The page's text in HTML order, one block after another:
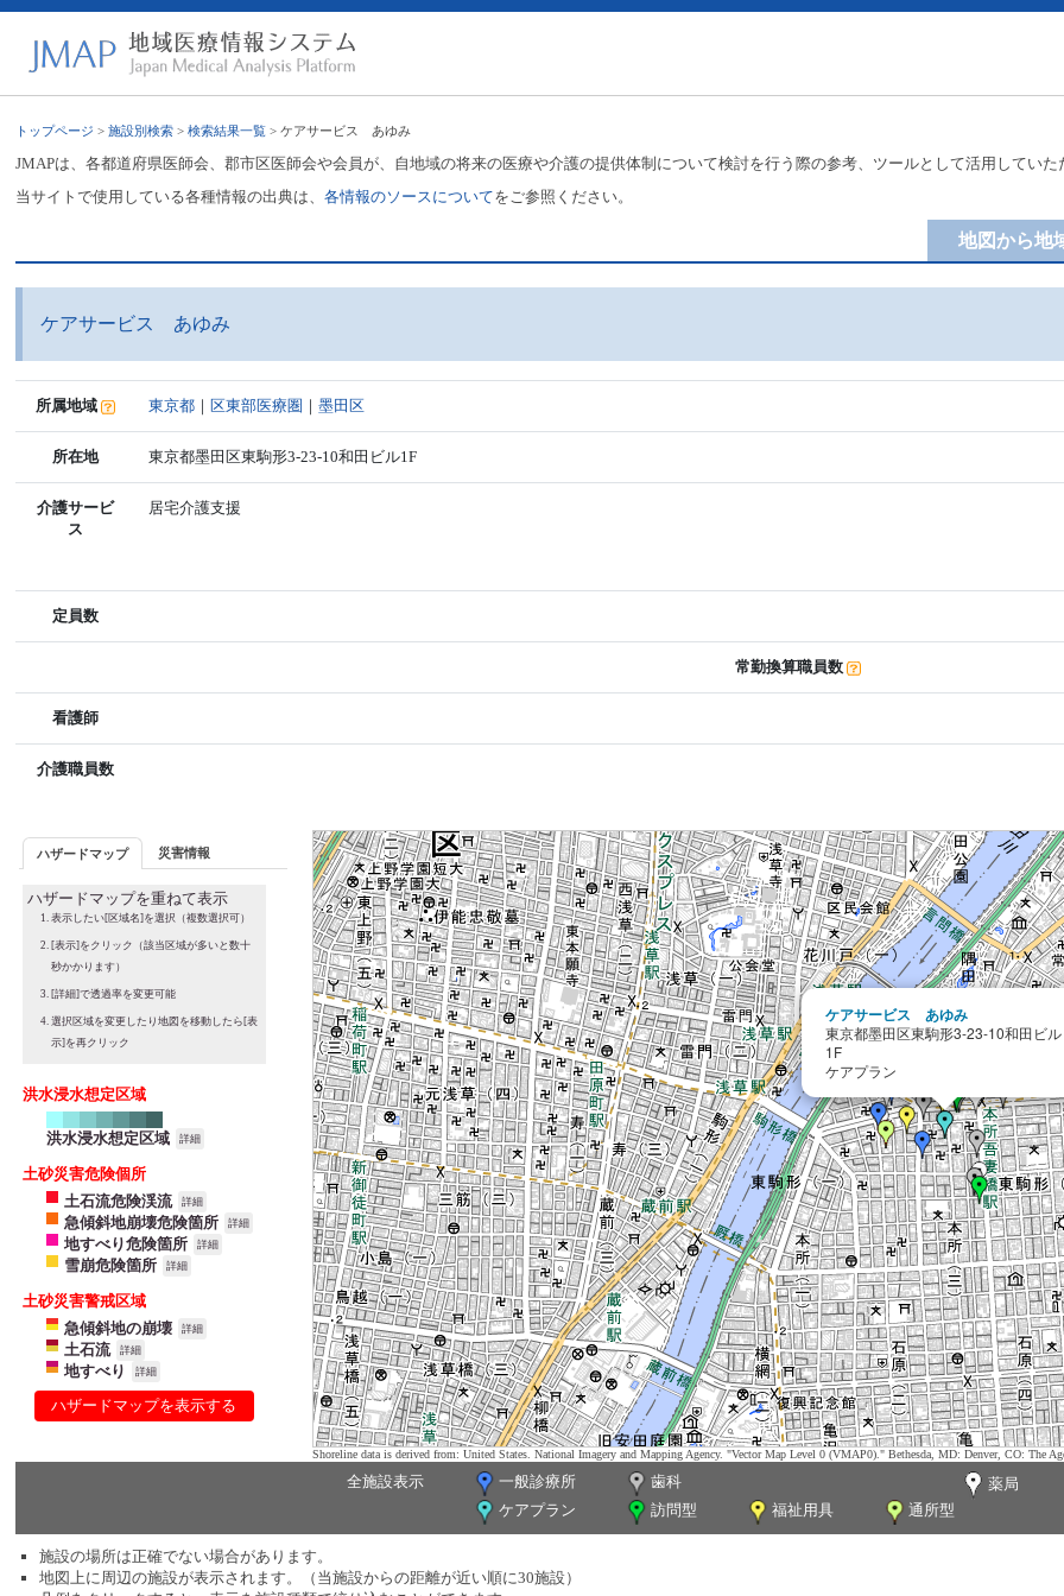
トップページ >施設別検索 >検索結果一覧 > ケアサービス あゆみ
JMAPは、各都道府県医師会、郡市区医師会や会員が、自地域の将来の医療や介護の提供体制について検討を行う際の参考、ツールとして活用してい
当サイトで使用している各種情報の出典は、各情報のソースについてをご参照ください。
地図から地
ケアサービス あゆみ
所属地域 東京都 ｜ 区東部医療圏 ｜墨田区
所在地 東京都墨田区東駒形3-23-10和田ビル1F
介護サービ
ス
居宅介護支援
定員数
常勤換算職員数
看護師
介護職員数
ハザードマップ 災害情報
ハザードマップを重ねて表示
表示したい[区域名]を選択（複数選択可）
[表示]をクリック（該当区域が多いと数十
秒かかります）
[詳細]で透過率を変更可能
選択区域を変更したり地図を移動したら[表
示]を再クリック
洪水浸水想定区域
洪水浸水想定区域 詳細
土砂災害危険個所
土石流危険渓流
詳細
急傾斜地崩壊危険箇所 詳細
地すべり危険箇所 詳細
雪崩危険箇所 詳細
土砂災害警戒区域
急傾斜地の崩壊
詳細
土石流 詳細
地すべり 詳細
ハザードマップを表示する
ケアサービス あゆみ
東京都墨田区東駒形3-23-10和田ビル
1F
ケアプラン
Shoreline data is derived from: United States. National Imagery and Mapping Agency. "Vector Map Level 0 (VMAP0)." Bethesda, MD: Denver, CO: The
全施設表示 一般診療所 歯科
薬局
ケアプラン
訪問型 福祉用具 通所型
施設の場所は正確でない場合があります。
地図上に周辺の施設が表示されます。（当施設からの距離が近い順に30施設）